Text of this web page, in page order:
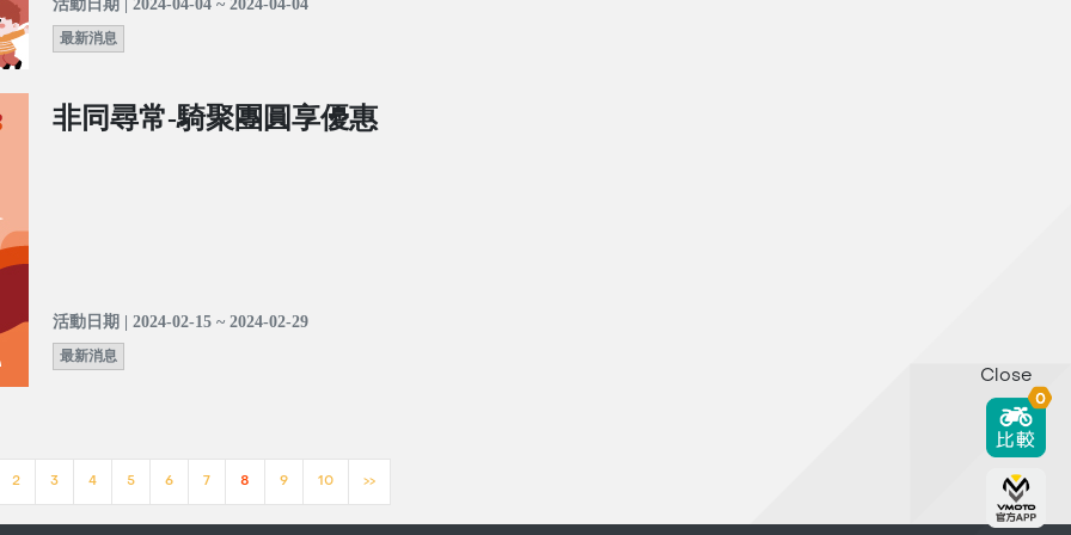
活動日期 | 2024-04-04 ~ 2024-04-04
最新消息
非同尋常-騎聚團圓享優惠
活動日期 | 2024-02-15 ~ 2024-02-29
最新消息
2 3 4 5 6 7 8 9 10 >>
Close
0